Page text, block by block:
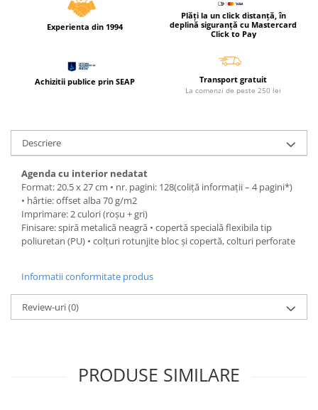
Ghiozdane si genti scolare
Genti laptop
Carti si jocuri pentru copii
Coperti scolare
Diverse articole pentru scoala
Pachete scolare
Produse curatenie
Instrumente de scris
Carioci
Creioane cerate
Linere si rollere
Experienta din 1994
Plăți la un click distanță, în
deplină siguranță cu Mastercard
Click to Pay
Achizitii publice prin SEAP Transport gratuit
La comenzi de peste 250 lei
Descriere
Agenda cu interior nedatat
Format: 20.5 x 27 cm • nr. pagini: 128(coliţă informaţii – 4 pagini*)
• hârtie: offset alba 70 g/m2
Imprimare: 2 culori (roșu + gri)
Finisare: spiră metalică neagră • copertă specială flexibila tip
poliuretan (PU) • colţuri rotunjite bloc și copertă, colturi perforate
Informatii conformitate produs
Review-uri(0)
PRODUSE SIMILARE